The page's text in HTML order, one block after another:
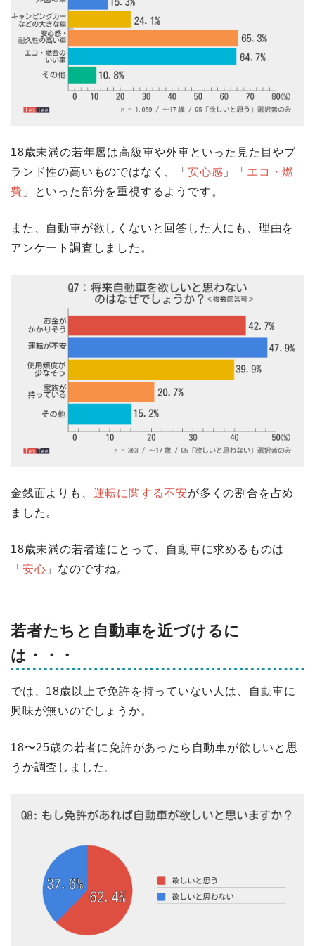
18歳未満の若年層は高級車や外車といった見た目やブ
ランド性の高いものではなく、「安心感 」「 エコ・燃
費 」といった部分を重視するようです。
また、自動車が欲しくないと回答した人にも、理由を
アンケート調査しました。
金銭面よりも、 運転に関する不安が多くの割合を占め
ました。
18歳未満の若者達にとって、自動車に求めるものは
「 安心 」なのですね。
若者たちと自動車を近づけるに
は・・・
では、18歳以上で免許を持っていない人は、自動車に
興味が無いのでしょうか。
18〜25歳の若者に免許があったら自動車が欲しいと思
うか調査しました。